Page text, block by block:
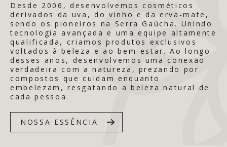
Desde 2006, desenvolvemos cosméticos
derivados da uva, do vinho e da erva-mate,
sendo os pioneiros na Serra Gaúcha. Unindo
tecnologia avançada e uma equipe altamente
qualificada, criamos produtos exclusivos
voltados à beleza e ao bem-estar. Ao longo
desses anos, desenvolvemos uma conexão
verdadeira com a natureza, prezando por
compostos que cuidam enquanto
embelezam, resgatando a beleza natural de
cada pessoa.
NOSSA ESSÊNCIA